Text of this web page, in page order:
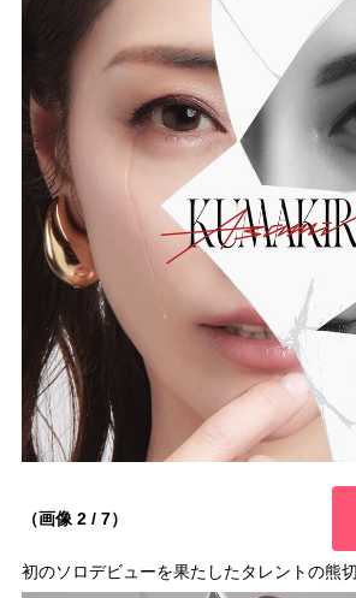
（画像 2 / 7）
初のソロデビューを果たしたタレントの熊